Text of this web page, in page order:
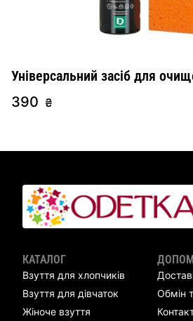
Універсальний засіб для
390 ₴
КАТАЛОГ
Взуття для хлопчиків
Взуття для дівчаток
Жіноче взуття
Обмін